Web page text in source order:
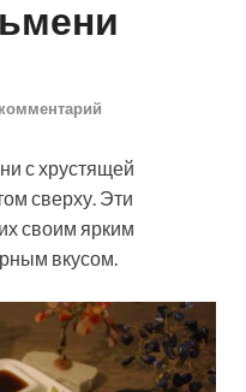
с хрустящей
сверху. Эти
своим ярким
вкусом.